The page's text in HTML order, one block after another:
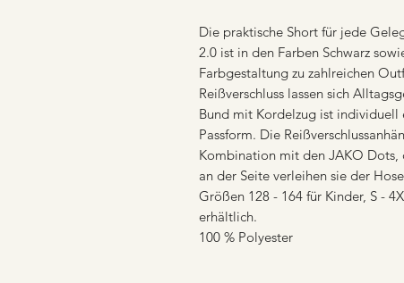
Die praktische Short für jede
2.0 ist in den Farben Schwarz
Farbgestaltung zu zahlreichen
Reißverschluss lassen sich
Bund mit Kordelzug ist
Passform. Die
Kombination mit den JAKO Dots,
an der Seite verleihen sie der
Größen 128 - 164 für Kinder, S -
erhältlich.
100 % Polyester